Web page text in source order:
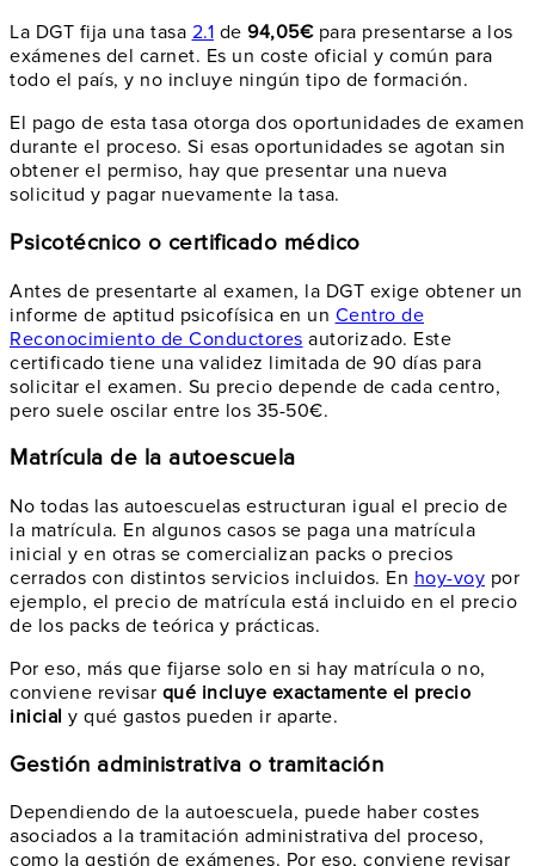
La DGT fija una tasa 2.1 de 94,05€para presentarse a los
exámenes del carnet. Es un coste oficial y común para
todo el país, y no incluye ningún tipo de formación.
El pago de esta tasa otorga dos oportunidades de examen
durante el proceso. Si esas oportunidades se agotan sin
obtener el permiso, hay que presentar una nueva
solicitud y pagar nuevamente la tasa.
Psicotécnico o certificado médico
Antes de presentarte al examen, la DGT exige obtener un
informe de aptitud psicofísica en un Centro de
Reconocimiento de Conductores autorizado. Este
certificado tiene una validez limitada de 90 días para
solicitar el examen. Su precio depende de cada centro,
pero suele oscilar entre los 35-50€.
Matrícula de la autoescuela
No todas las autoescuelas estructuran igual el precio de
la matrícula. En algunos casos se paga una matrícula
inicial y en otras se comercializan packs o precios
cerrados con distintos servicios incluidos. En hoy-voy por
ejemplo, el precio de matrícula está incluido en el precio
de los packs de teórica y prácticas.
Por eso, más que fijarse solo en si hay matrícula o no,
conviene revisar qué incluye exactamente el precio
inicial y qué gastos pueden ir aparte.
Gestión administrativa o tramitación
Dependiendo de la autoescuela, puede haber costes
asociados a la tramitación administrativa del proceso,
como la gestión de exámenes. Por eso, conviene revisar